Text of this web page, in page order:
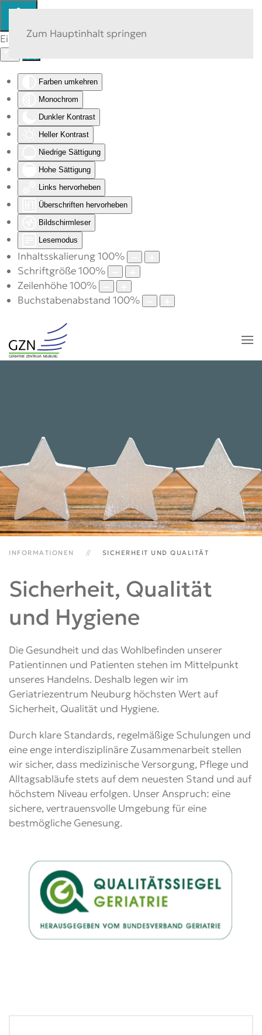
Eingabehilfen öffnen
Farben umkehren
Monochrom
Dunkler Kontrast
Heller Kontrast
Niedrige Sättigung
Hohe Sättigung
Links hervorheben
Überschriften hervorheben
Bildschirmleser
Lesemodus
Inhaltsskalierung100%
Schriftgröße100%
Zeilenhöhe100%
Buchstabenabstand 100%
Zum Hauptinhalt springen
INFORMATIONEN SICHERHEIT UND QUALITÄT
Sicherheit, Qualität
und Hygiene
Die Gesundheit und das Wohlbefinden unserer
Patientinnen und Patienten stehen im Mittelpunkt
unseres Handelns. Deshalb legen wir im
Geriatriezentrum Neuburg höchsten Wert auf
Sicherheit, Qualität und Hygiene.
Durch klare Standards, regelmäßige Schulungen und
eine enge interdisziplinäre Zusammenarbeit stellen
wir sicher, dass medizinische Versorgung, Pflege und
Alltagsabläufe stets auf dem neuesten Stand und auf
höchstem Niveau erfolgen. Unser Anspruch: eine
sichere, vertrauensvolle Umgebung für eine
bestmögliche Genesung.